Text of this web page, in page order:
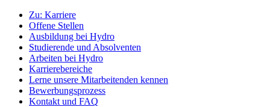
Zu: Karriere
Offene Stellen
Ausbildung bei Hydro
Studierende und Absolventen
Arbeiten bei Hydro
Karrierebereiche
Lerne unsere Mitarbeitenden kennen
Bewerbungsprozess
Kontakt und FAQ